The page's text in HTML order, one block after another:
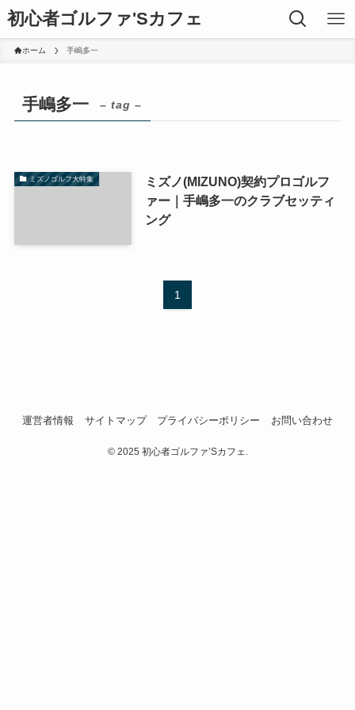
初心者ゴルファ'Sカフェ
ホーム 手嶋多一
手嶋多一 – tag –
ミズノゴルフ大特集
ミズノ(MIZUNO)契約プロゴルフ
ァー｜手嶋多一のクラブセッティ
ング
1
運営者情報 サイトマップ プライバシーポリシー お問い合わせ
©2025 初心者ゴルファ’Sカフェ.